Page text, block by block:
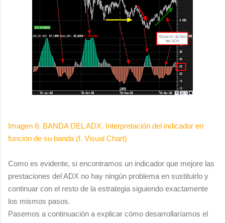
Imagen 6: BANDA DEL ADX. Interpretación del indicador en
función de su banda (f. Visual Chart)
Como es evidente, si encontramos un indicador que mejore las
prestaciones del ADX no hay ningún problema en sustituirlo y
continuar con el resto de la estrategia siguiendo exactamente
los mismos pasos.
Pasemos a continuación a explicar cómo desarrollaríamos el